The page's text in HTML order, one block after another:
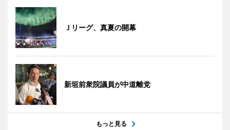
Ｊリーグ、真夏の開幕
新垣前衆院議員が中道離党
もっと見る